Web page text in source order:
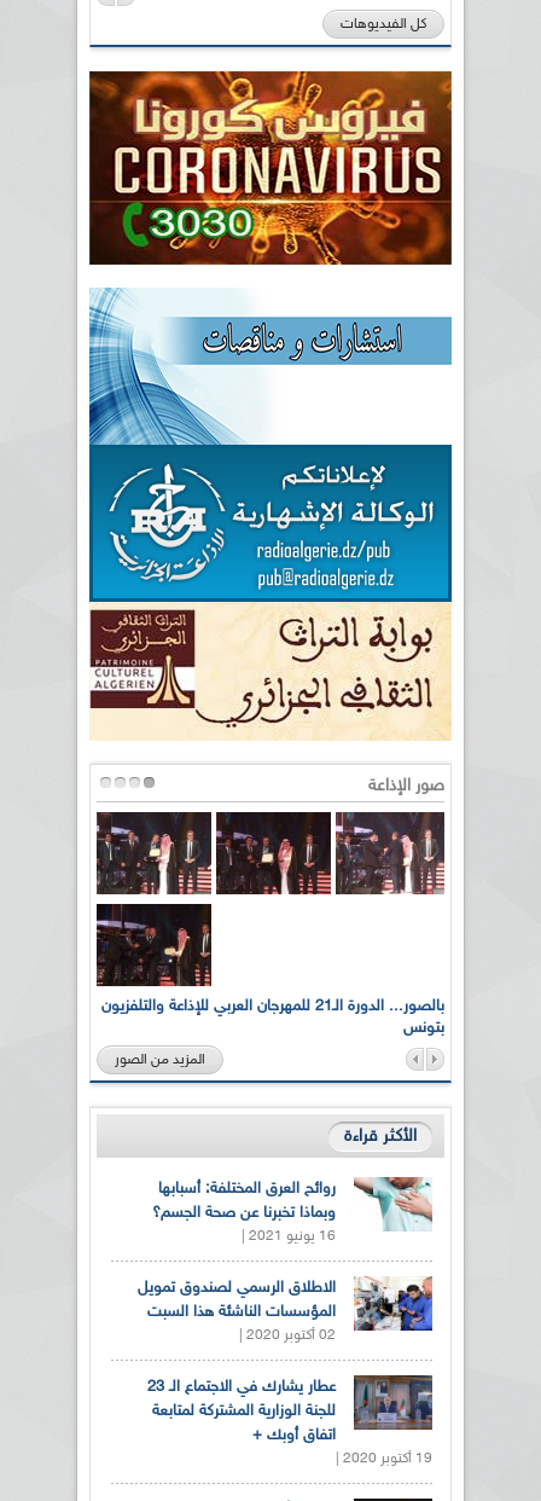
كل الفيديوهات
صور الإذاعة
بالصور... الدورة الـ21 للمهرجان العربي للإذاعة والتلفزيون
بتونس
المزيد من الصور
الأكثر قراءة
روائح العرق المختلفة: أسبابها
وبماذا تخبرنا عن صحة الجسم؟
16 يونيو 2021 |
الاطلاق الرسمي لصندوق تمويل
المؤسسات الناشئة هذا السبت
02 أكتوبر 2020 |
عطار يشارك في الاجتماع الـ 23
للجنة الوزارية المشتركة لمتابعة
اتفاق أوبك +
19 أكتوبر 2020 |